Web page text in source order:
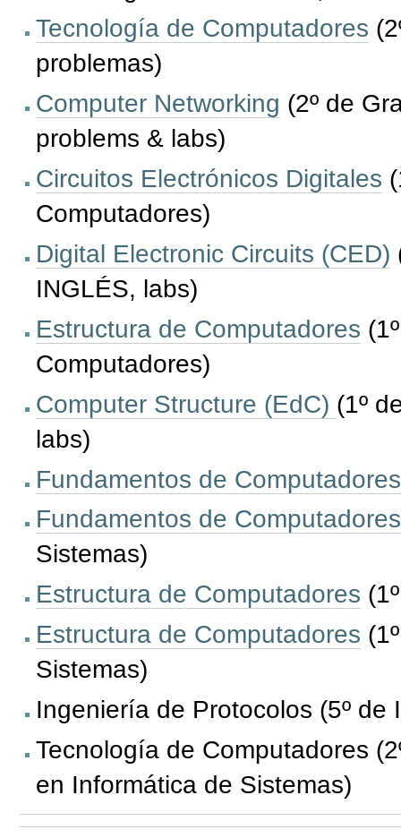
Tecnología de Computadores
problemas)
Computer Networking (2º de
problems & labs)
Circuitos Electrónicos Digitales
Computadores)
Digital Electronic Circuits (CED)
INGLÉS, labs)
Estructura de Computadores
Computadores)
Computer Structure (EdC) (1º
labs)
Fundamentos de Computadores
Fundamentos de Computadores
Sistemas)
Estructura de Computadores
Estructura de Computadores
Sistemas)
Ingeniería de Protocolos (5º de
Tecnología de Computadores
en Informática de Sistemas)